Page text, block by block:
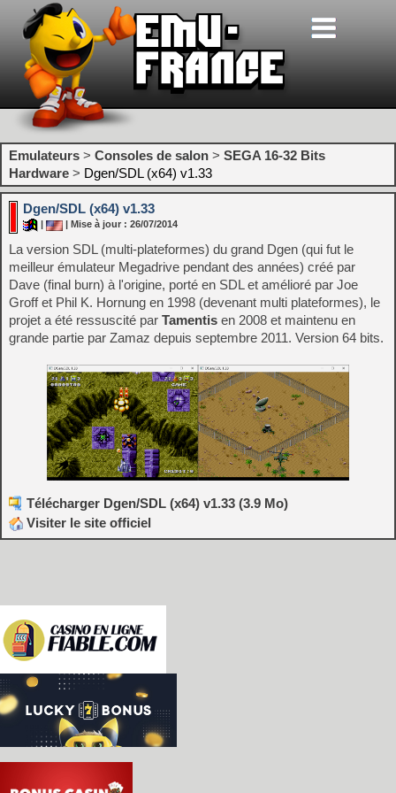
Emulateurs > Consoles de salon > SEGA 16-32 Bits
Hardware > Dgen/SDL (x64) v1.33
Dgen/SDL (x64) v1.33
| Mise à jour : 26/07/2014
La version SDL (multi-plateformes) du grand Dgen (qui fut le
meilleur émulateur Megadrive pendant des années) créé par
Dave (final burn) à l'origine, porté en SDL et amélioré par Joe
Groff et Phil K. Hornung en 1998 (devenant multi plateformes), le
projet a été ressuscité par Tamentis en 2008 et maintenu en
grande partie par Zamaz depuis septembre 2011. Version 64 bits.
Télécharger Dgen/SDL (x64) v1.33 (3.9 Mo)
Visiter le site officiel